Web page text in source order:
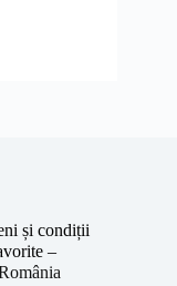
și condiții
–